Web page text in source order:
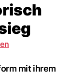
mit ihrem